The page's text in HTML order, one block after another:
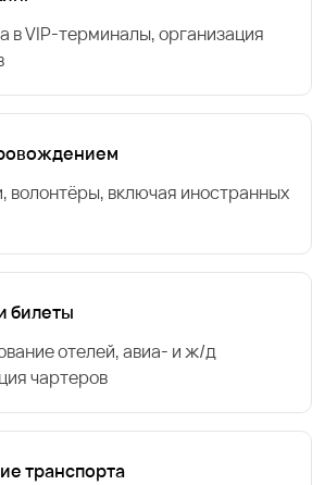
в VIP-терминалы, организация
волонтёры, включая иностранных
билеты
отелей, авиа- и ж/д
чартеров
транспорта